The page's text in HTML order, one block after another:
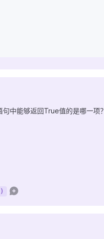
句中能够返回True值的是哪一项